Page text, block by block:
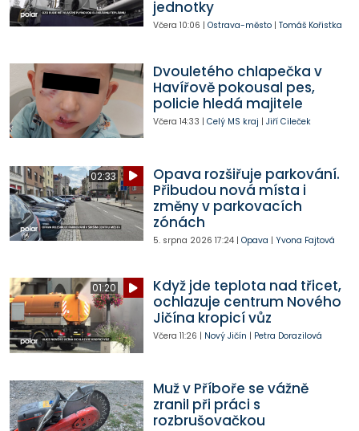
jednotky
Včera 10:06 | Ostrava-město| Tomáš Kořistka
Dvouletého chlapečka v
Havířově pokousal pes,
policie hledá majitele
Včera 14:33 | Celý MS kraj | Jiří Cileček
02:33
Opava rozšiřuje parkování.
Přibudou nová místa i
změny v parkovacích
zónách
5. srpna 2026 17:24| Opava | Yvona Fajtová
01:20
Když jde teplota nad třicet,
ochlazuje centrum Nového
Jičína kropicí vůz
Včera 11:26 | Nový Jičín | Petra Dorazilová
Muž v Příboře se vážně
zranil při práci s
rozbrušovačkou